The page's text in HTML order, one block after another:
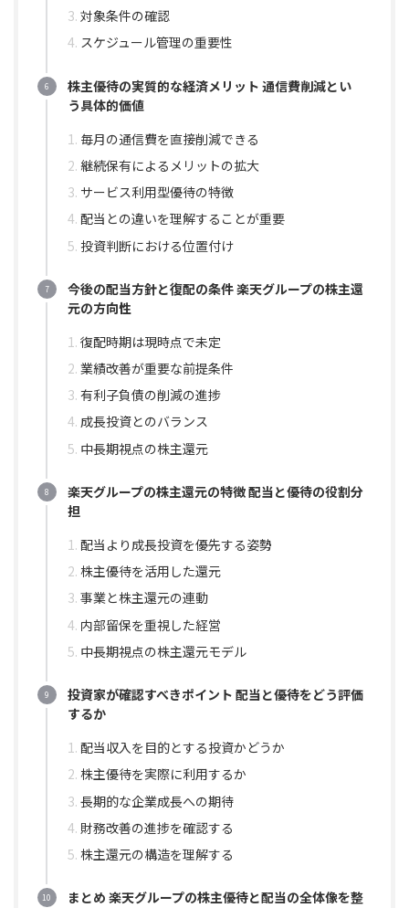
対象条件の確認
スケジュール管理の重要性
株主優待の実質的な経済メリット 通信費削減とい
う具体的価値
毎月の通信費を直接削減できる
継続保有によるメリットの拡大
サービス利用型優待の特徴
配当との違いを理解することが重要
投資判断における位置付け
今後の配当方針と復配の条件 楽天グループの株主還
元の方向性
復配時期は現時点で未定
業績改善が重要な前提条件
有利子負債の削減の進捗
成長投資とのバランス
中長期視点の株主還元
楽天グループの株主還元の特徴 配当と優待の役割分
担
配当より成長投資を優先する姿勢
株主優待を活用した還元
事業と株主還元の連動
内部留保を重視した経営
中長期視点の株主還元モデル
投資家が確認すべきポイント 配当と優待をどう評価
するか
配当収入を目的とする投資かどうか
株主優待を実際に利用するか
長期的な企業成長への期待
財務改善の進捗を確認する
株主還元の構造を理解する
まとめ 楽天グループの株主優待と配当の全体像を整